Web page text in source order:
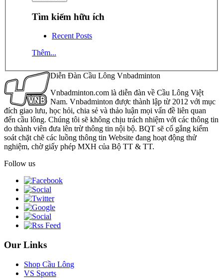
Tìm kiếm hữu ích
Recent Posts
Thêm...
Diễn Đàn Cầu Lông Vnbadminton
Vnbadminton.com là diễn đàn về Cầu Lông Việt
Nam. Vnbadminton được thành lập từ 2012 với mục
đích giao lưu, học hỏi, chia sẻ và thảo luận mọi vấn đề liên quan
đến cầu lông. Chúng tôi sẽ không chịu trách nhiệm với các thông tin
do thành viên đưa lên trừ thông tin nội bộ. BQT sẽ cố gắng kiểm
soát chặt chẽ các luồng thông tin Website đang hoạt động thử
nghiệm, chờ giấy phép MXH của Bộ TT & TT.
Follow us
Our Links
Shop Cầu Lông
VS Sports